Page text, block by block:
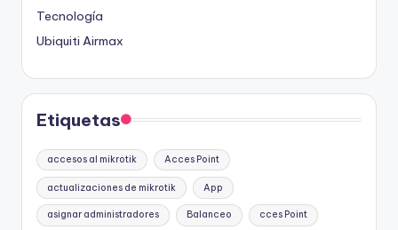
Tecnología
Ubiquiti Airmax
Etiquetas
accesos al mikrotik Acces Point
actualizaciones de mikrotik App
asignar administradores Balanceo cces Point